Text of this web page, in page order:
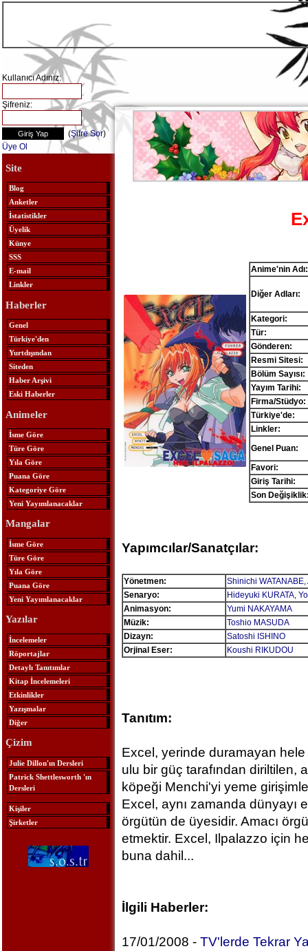
Kullanıcı Adınız:
Şifreniz:
(Şifre Sor)
Üye Ol
Site
Blog
Anketler
İstatistikler
Üyelik
Künye
SSS
E-mail
Linkler
Haberler
Genel
Türkiye'den
Yurtdışından
Siteden
Haber Arşivi
Eski Haberler
Animeler
İsme Göre
Türe Göre
Yıla Göre
Puana Göre
Kategoriye Göre
Yeni Yayımlanacaklar
Mangalar
İsme Göre
Türe Göre
Yıla Göre
Puana Göre
Yeni Yayımlanacaklar
Yazılar
İncelemeler
Röportajlar
Detaylı Tanıtımlar
Kitap İncelemeleri
Etkinlikler
Yazışmalar
Diğer
Çizim
Julie Dillon'ın Dersleri
Patrick Shettlesworth 'ın
Dersleri
Kişiler
Şirketler
Anime'nin Adı:
Diğer Adları:
Kategori:
Tür:
Gönderen:
Resmi Sitesi:
Bölüm Sayısı:
Yayım Tarihi:
Firma/Stüdyo:
Türkiye'de:
Linkler:
Genel Puan:
Favori:
Giriş Tarihi:
Son
Yapımcılar/Sanatçılar:
Yönetmen: Shinichi WATANABE,
Senaryo:
Hideyuki KURATA,
Animasyon:
Yumi NAKAYAMA
Müzik:
Toshio MASUDA
Dizayn:
Satoshi ISHINO
Orjinal Eser:
Koushi RIKUDOU
Tanıtım:
Excel, yerinde duramayan
ulu bir güç tarafından diriltilen,
köpeği Menchi'yi yeme
Excel, aynı zamanda dünyayı
örgütün de üyesidir. Amacı
etmektir. Excel, Ilpalazzo için
buna dahil...
İlgili Haberler:
17/01/2008 - TV'lerde Tekrar